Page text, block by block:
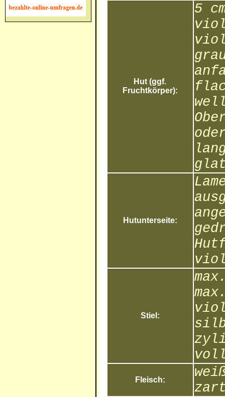
Hut (ggf.
Fruchtkörper):
5
Hutunterseite:
Stiel:
Fleisch: